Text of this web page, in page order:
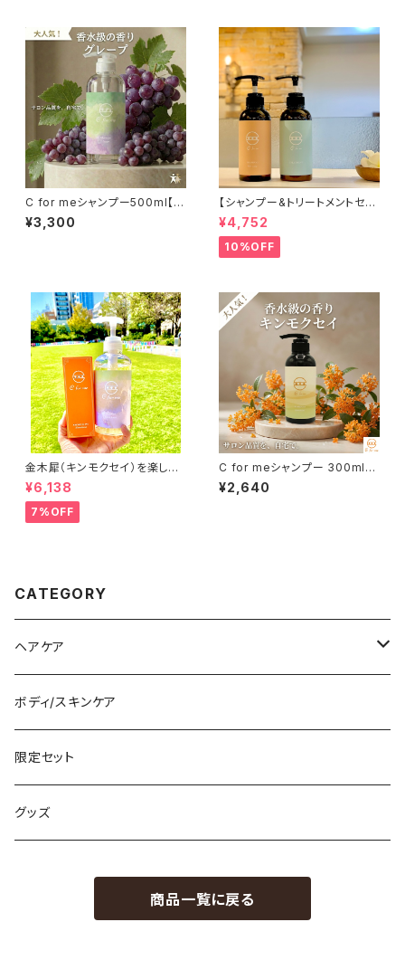
C for meシャンプー500ml【グ
レープの香り】
¥3,300
【シャンプー&トリートメントセッ
ト①】C for meシャンプー（ベビ
ーオレンジ）&C for meトリート
メント
¥4,752
10%OFF
金木犀（キンモクセイ）を楽しむ。
500mlシャンプー&プレミアム
オイルセット
¥6,138
7%OFF
C for meシャンプー 300ml
【キンモクセイの香り】
¥2,640
CATEGORY
ヘアケア
シャンプー
トリートメント
アウトバス
ボディ/スキンケア
限定セット
グッズ
商品一覧に戻る